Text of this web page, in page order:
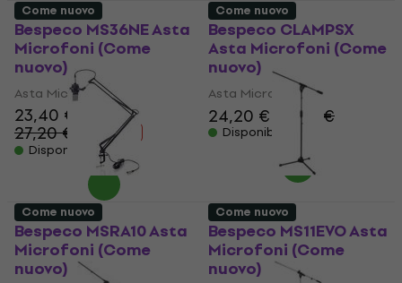
Bespeco MS36NE Asta
Microfoni (Come
nuovo)
Asta Microfoni
23,40 €
27,20 €
- 14 %
Disponibile
Bespeco CLAMPSX
Asta Microfoni (Come
nuovo)
Asta Microfoni
24,20 € 25,60 €
Disponibile
Come nuovo
Bespeco MSRA10 Asta
Microfoni (Come
nuovo)
Come nuovo
Bespeco MS11EVO Asta
Microfoni (Come
nuovo)
Come nuovo Come nuovo